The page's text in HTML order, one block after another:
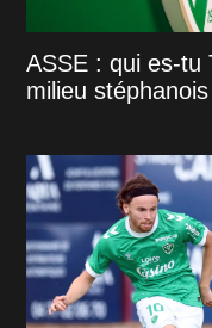
ASSE : qui es-tu
milieu